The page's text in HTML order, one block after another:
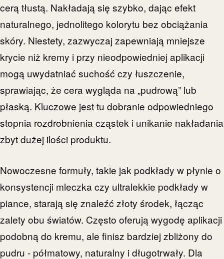
cerą tłustą. Nakładają się szybko, dając efekt
naturalnego, jednolitego kolorytu bez obciążania
skóry. Niestety, zazwyczaj zapewniają mniejsze
krycie niż kremy i przy nieodpowiedniej aplikacji
mogą uwydatniać suchość czy łuszczenie,
sprawiając, że cera wygląda na „pudrową” lub
płaską. Kluczowe jest tu dobranie odpowiedniego
stopnia rozdrobnienia cząstek i unikanie nakładania
zbyt dużej ilości produktu.
Nowoczesne formuły, takie jak podkłady w płynie o
konsystencji mleczka czy ultralekkie podkłady w
piance, starają się znaleźć złoty środek, łącząc
zalety obu światów. Często oferują wygodę aplikacji
podobną do kremu, ale finisz bardziej zbliżony do
pudru - półmatowy, naturalny i długotrwały. Dla